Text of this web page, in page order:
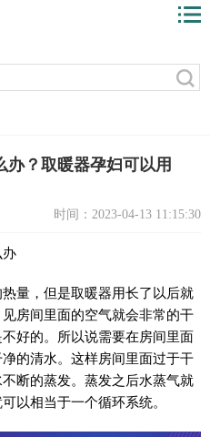
办？取暖器孕妇可以用
时间：2023-04-13 11:15:30
办
量，但是取暖器用长了以后就
房间里面的空气就会非常的干
好的。所以说需要在房间里面
的清水。这样房间里面过于干
断的蒸发。蒸发之后水蒸气就
以相当于一个循环系统。